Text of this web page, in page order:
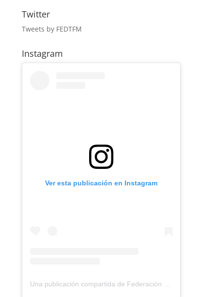
Twitter
Tweets by FEDTFM
Instagram
Ver esta publicación en Instagram